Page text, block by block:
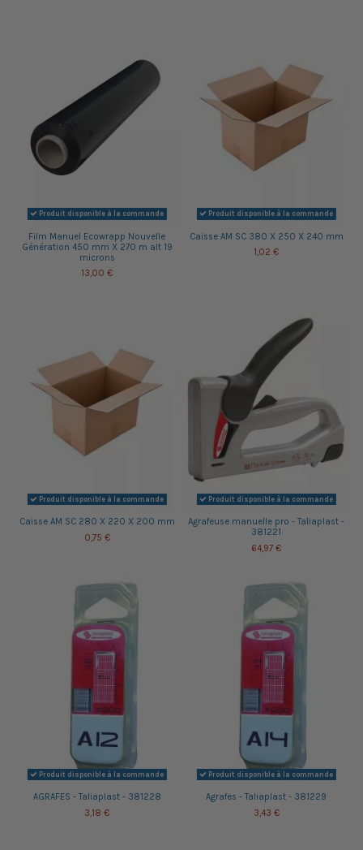
Produit disponible à la commande
Film Manuel Ecowrapp Nouvelle
Génération 450 mm X 270 m alt 19
microns
13,00 €
Produit disponible à la commande
Caisse AM SC 380 X 250 X 240 mm
1,02 €
Produit disponible à la commande
Caisse AM SC 280 X 220 X 200 mm
0,75 €
Produit disponible à la commande
Agrafeuse manuelle pro - Taliaplast -
381221
64,97 €
Produit disponible à la commande
AGRAFES - Taliaplast - 381228
3,18 €
Produit disponible à la commande
Agrafes - Taliaplast - 381229
3,43 €